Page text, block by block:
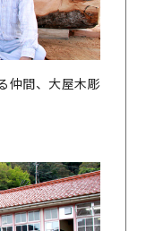
仲間、大屋木彫